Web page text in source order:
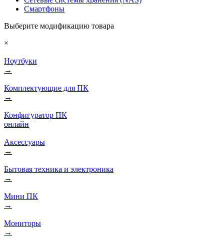
Смартфоны
Выберите модификацию товара
×
Ноутбуки
→
Комплектующие для ПК
→
Конфигуратор ПК
онлайн
Аксессуары
→
Бытовая техника и электроника
→
Мини ПК
→
Мониторы
→